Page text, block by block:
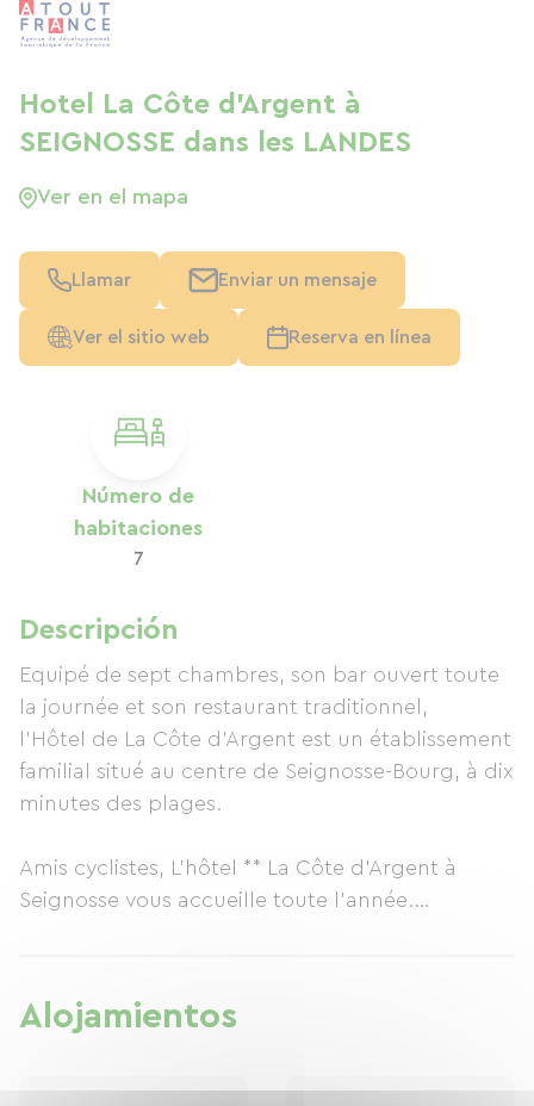
Número de
habitaciones
7
Descripción
Equipé de sept chambres, son bar ouvert toute
la journée et son restaurant traditionnel,
l'Hôtel de La Côte d'Argent est un établissement
familial situé au centre de Seignosse-Bourg, à dix
minutes des plages.
Amis cyclistes, L'hôtel ** La Côte d'Argent à
Seignosse vous accueille toute l'année.
d'adapter une chambre double en chambre
familiale, avec 2 chambres communicantes.
Nos amis les animaux sont acceptés
Alojamientos
Hotel La Côte d'Argent à
SEIGNOSSE dans les LANDES
Ver en el mapa
Llamar Enviar un mensaje
Ver el sitio web Reserva en línea